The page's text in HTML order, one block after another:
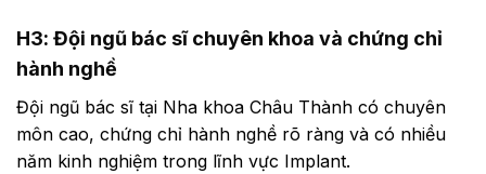
H3: Đội ngũ bác sĩ chuyên khoa và chứng chỉ
hành nghề
Đội ngũ bác sĩ tại Nha khoa Châu Thành có chuyên
môn cao, chứng chỉ hành nghề rõ ràng và có nhiều
năm kinh nghiệm trong lĩnh vực Implant.